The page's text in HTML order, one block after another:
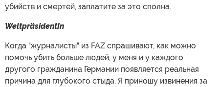
убийств и смертей, заплатите за это сполна.
WeltpräsidentIn
Когда "журналисты" из FAZ спрашивают, как можно
помочь убить больше людей, у меня и у каждого
другого гражданина Германии появляется реальная
причина для глубокого стыда. Я приношу извинения за